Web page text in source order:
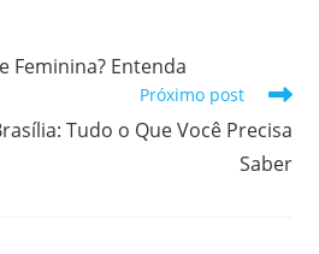
Feminina? Entenda
Próximo post
Tudo o Que Você Precisa
Saber